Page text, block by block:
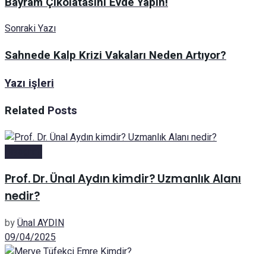
Sonraki Yazı
Sahnede Kalp Krizi Vakaları Neden Artıyor?
Yazı işleri
Related Posts
Prof. Dr. Ünal Aydın kimdir? Uzmanlık Alanı
nedir?
byÜnal AYDIN
09/04/2025